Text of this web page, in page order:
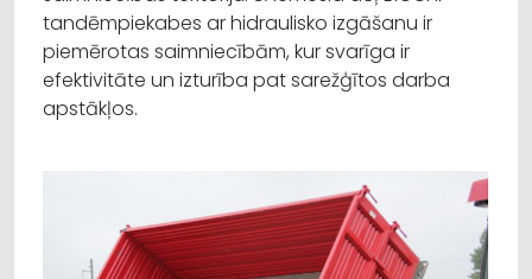
tandēmpiekabes ar hidraulisko izgāšanu ir
piemērotas saimniecībām, kur svarīga ir
efektivitāte un izturība pat sarežģītos darba
apstākļos.